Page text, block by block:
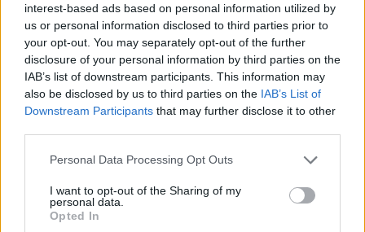
interest-based ads based on personal information utilized by
us or personal information disclosed to third parties prior to
your opt-out. You may separately opt-out of the further
disclosure of your personal information by third parties on the
IAB’s list of downstream participants. This information may
also be disclosed by us to third parties on the IAB’s List of
Downstream Participants that may further disclose it to other
Please note that this website/app uses one or more Google
not limited to your visit or usage behaviour. You may click to
grant or deny consent to Google and its third-party tags to
use your data for below specified purposes in below Google
Personal Data Processing Opt Outs
I want to opt-out of the Sharing of my
personal data.
Opted In
Budapest legbájosabb cégére egy
kiskanál. Már ha egyáltalán
szándékosan tették oda, mert elég
nehéz észrevenni
Zubreczki Dávid•2014. július 29.
Tominak - a fotókat is küldte - sikerült. Mint írja: